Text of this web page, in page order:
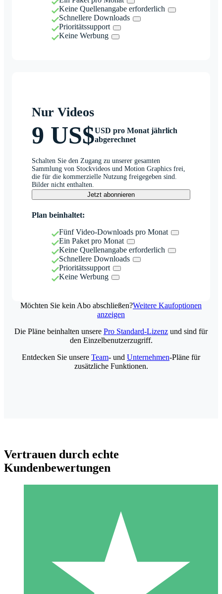
Keine Quellenangabe erforderlich
Schnellere Downloads
Prioritätssupport
Keine Werbung
Nur Videos
9 US$USD pro Monat jährlich
abgerechnet
Schalten Sie den Zugang zu unserer gesamten
Sammlung von Stockvideos und Motion Graphics frei,
die für die kommerzielle Nutzung freigegeben sind.
Bilder nicht enthalten.
Jetzt abonnieren
Plan beinhaltet:
Fünf Video-Downloads pro Monat
Ein Paket pro Monat
Keine Quellenangabe erforderlich
Schnellere Downloads
Prioritätssupport
Keine Werbung
Möchten Sie kein Abo abschließen?Weitere Kaufoptionen
anzeigen
Individuelle Credit-Pakete
Zahlen Sie nach Bedarf mit Download-Credits. Keine
monatliche Verpflichtung erforderlich.
Die Pläne beinhalten unsere Pro Standard-Lizenz und sind für
den Einzelbenutzerzugriff.
Entdecken Sie unsere Team- und Unternehmen-Pläne für
zusätzliche Funktionen.
Vertrauen durch echte
Kundenbewertungen